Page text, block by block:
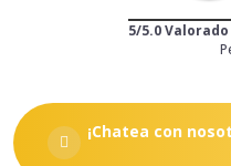
5/5.0
¡Chatea con